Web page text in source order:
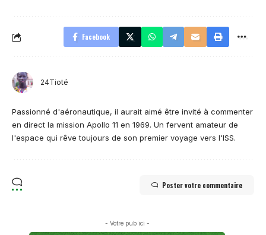
Facebook
24Tioté
Passionné d'aéronautique, il aurait aimé être invité à commenter
en direct la mission Apollo 11 en 1969. Un fervent amateur de
l'espace qui rêve toujours de son premier voyage vers l'ISS.
Poster votre commentaire
- Votre pub ici -